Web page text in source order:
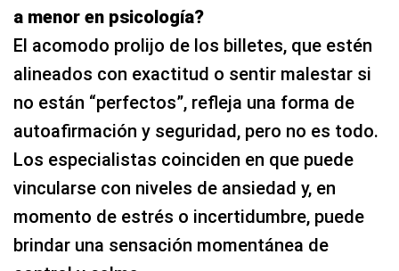
a menor en psicología?
El acomodo prolijo de los billetes, que estén
alineados con exactitud o sentir malestar si
no están “perfectos”, refleja una forma de
autoafirmación y seguridad, pero no es todo.
Los especialistas coinciden en que puede
vincularse con niveles de ansiedad y, en
momento de estrés o incertidumbre, puede
brindar una sensación momentánea de